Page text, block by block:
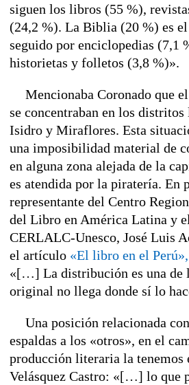
siguen los libros (55 %),
(24,2 %). La Biblia (20 %) es
seguido por enciclopedias (7,1
historietas y folletos (3,8 %)».
Mencionaba Coronado que
se concentraban en los distritos
Isidro y Miraflores. Esta
una imposibilidad material de
en alguna zona alejada de la
es atendida por la piratería. En
representante del Centro
del Libro en América Latina y
CERLALC-Unesco, José Luis
el artículo «El libro en el Perú»,
«[…] La distribución es una de
original no llega donde sí lo
Una posición relacionada
espaldas a los «otros», en el
producción literaria la tenemos
Velásquez Castro: «[…] lo que